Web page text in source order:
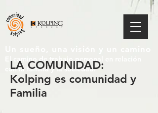
El camino de trabajo personal en relación
con la familia y la sociedad.
LA COMUNIDAD:
Kolping es comunidad y
Familia